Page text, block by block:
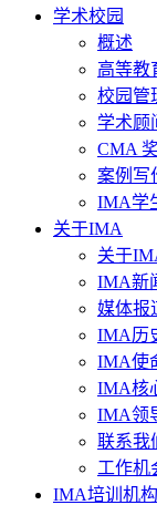
学术校园
概述
高等教
校园管
学术顾
CMA
案例写
IMA学
关于IMA
关于
IMA新
媒体报
IMA历
IMA使
IMA核
IMA领
联系我
工作机
IMA培训机构